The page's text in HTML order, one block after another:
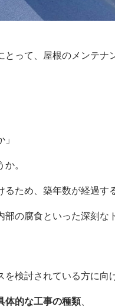
って、屋根のメンテナ
。
るため、築年数が経過す
部の腐食といった深刻な
を検討されている方に向
体的な工事の種類、